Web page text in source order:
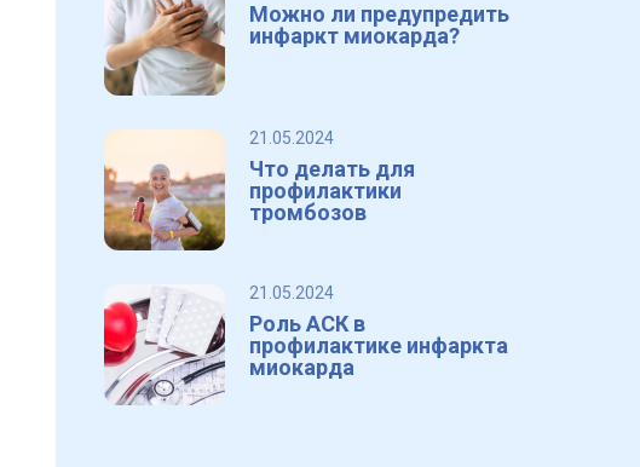
Можно ли предупредить
инфаркт миокарда?
21.05.2024
Что делать для
профилактики
тромбозов
21.05.2024
Роль АСК в
профилактике инфаркта
миокарда